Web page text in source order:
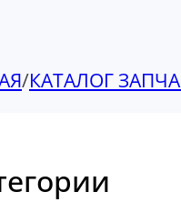
/КАТАЛОГ